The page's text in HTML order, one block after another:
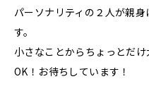
パーソナリティの２人が親
す。
小さなことからちょっとだ
OK！お待ちしています！